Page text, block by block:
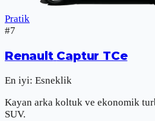
Pratik
#7
Renault Captur TCe
En iyi: Esneklik
Kayan arka koltuk ve ekonomik
SUV.